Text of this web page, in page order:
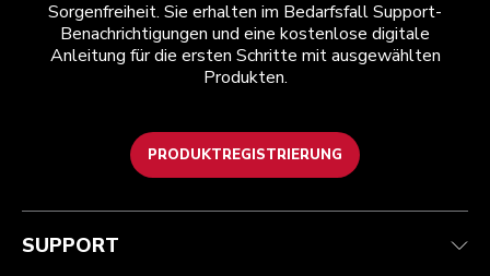
Sorgenfreiheit. Sie erhalten im Bedarfsfall Support-
Benachrichtigungen und eine kostenlose digitale
Anleitung für die ersten Schritte mit ausgewählten
Produkten.
PRODUKTREGISTRIERUNG
Health Check
Verfolgen Sie Ihre Bestellung
Garantie und Dokumente
Teilnahmebedingungen
Rückgaben und Erstattungen
Impressum
Die Marke
Händlersuche
SUPPORT